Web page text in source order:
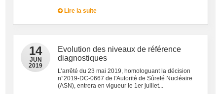
Lire la suite
14
JUN
2019
Evolution des niveaux de référence
diagnostiques
L’arrêté du 23 mai 2019, homologuant la décision
n°2019-DC-0667 de l'Autorité de Sûreté Nucléaire
(ASN), entrera en vigueur le 1er juillet...